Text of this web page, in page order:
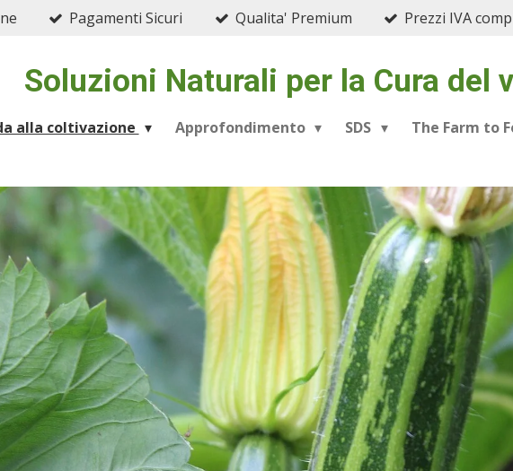
Pagamenti Sicuri Qualita' Premium Prezzi IVA
Soluzioni Naturali per la Cura del
alla coltivazione Approfondimento SDS
The Farm to